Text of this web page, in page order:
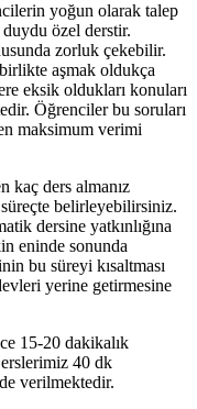
yoğun olarak talep
özel derstir.
zorluk çekebilir.
aşmak oldukça
eksik oldukları konuları
Öğrenciler bu soruları
maksimum verimi
kaç ders almanız
belirleyebilirsiniz.
dersine yatkınlığına
eninde sonunda
bu süreyi kısaltması
yerine getirmesine
15-20 dakikalık
40 dk
verilmektedir.